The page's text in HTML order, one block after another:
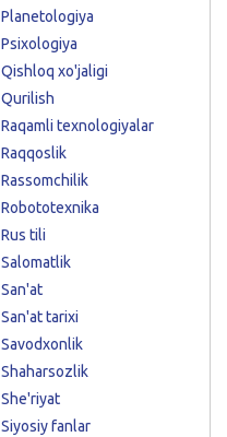
Planetologiya
Psixologiya
Qishloq xo'jaligi
Qurilish
Raqamli texnologiyalar
Raqqoslik
Rassomchilik
Robototexnika
Rus tili
Salomatlik
San'at
San'at tarixi
Savodxonlik
Shaharsozlik
She'riyat
Siyosiy fanlar